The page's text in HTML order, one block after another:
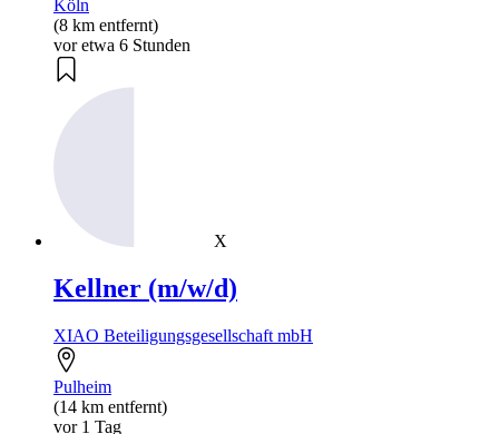
Köln
(8 km entfernt)
vor etwa 6 Stunden
X
Kellner (m/w/d)
XIAO Beteiligungsgesellschaft mbH
Pulheim
(14 km entfernt)
vor 1 Tag